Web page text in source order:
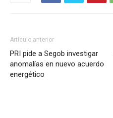
Artículo anterior
PRI pide a Segob investigar
anomalías en nuevo acuerdo
energético